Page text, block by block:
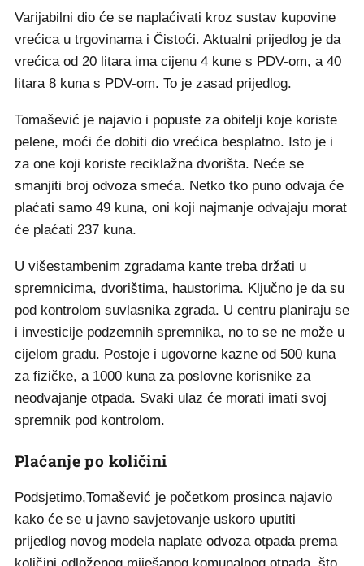
Varijabilni dio će se naplaćivati kroz sustav kupovine
vrećica u trgovinama i Čistoći. Aktualni prijedlog je da
vrećica od 20 litara ima cijenu 4 kune s PDV-om, a 40
litara 8 kuna s PDV-om. To je zasad prijedlog.
Tomašević je najavio i popuste za obitelji koje koriste
pelene, moći će dobiti dio vrećica besplatno. Isto je i
za one koji koriste reciklažna dvorišta. Neće se
smanjiti broj odvoza smeća. Netko tko puno odvaja će
plaćati samo 49 kuna, oni koji najmanje odvajaju morat
će plaćati 237 kuna.
U višestambenim zgradama kante treba držati u
spremnicima, dvorištima, haustorima. Ključno je da su
pod kontrolom suvlasnika zgrada. U centru planiraju se
i investicije podzemnih spremnika, no to se ne može u
cijelom gradu. Postoje i ugovorne kazne od 500 kuna
za fizičke, a 1000 kuna za poslovne korisnike za
neodvajanje otpada. Svaki ulaz će morati imati svoj
spremnik pod kontrolom.
Plaćanje po količini
Podsjetimo,Tomašević je početkom prosinca najavio
kako će se u javno savjetovanje uskoro uputiti
prijedlog novog modela naplate odvoza otpada prema